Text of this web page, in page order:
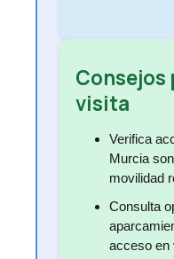
Consejos
visita
Verifica
Murcia
movilidad
Consulta
acceso en